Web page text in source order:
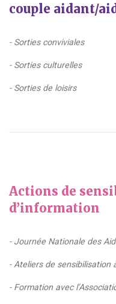
couple aidant/
- Sorties conviviales
- Sorties culturelles
- Sorties de loisirs
Actions de
d’information
- Journée Nationale des
- Ateliers de sensibilisation
- Formation avec